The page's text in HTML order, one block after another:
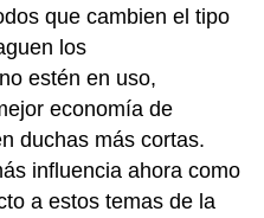
que cambien el tipo
los
estén en uso,
economía de
duchas más cortas.
influencia ahora como
a estos temas de la